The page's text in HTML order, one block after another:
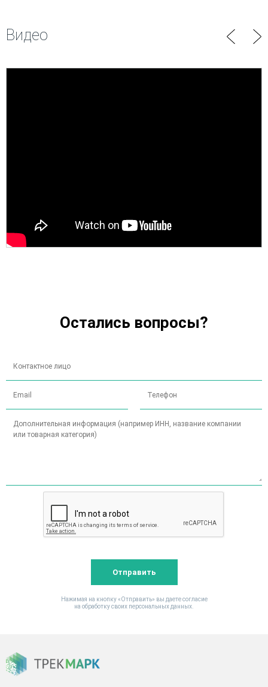
Видео
Остались вопросы?
Отправить
Нажимая на кнопку «Отправить» вы даете согласие
на обработку своих персональных данных.